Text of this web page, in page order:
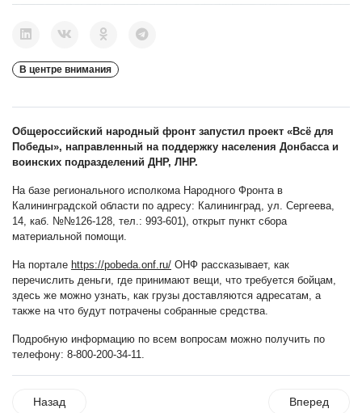
В центре внимания
Общероссийский народный фронт запустил проект «Всё для
Победы», направленный на поддержку населения Донбасса и
воинских подразделений ДНР, ЛНР.
На базе регионального исполкома Народного Фронта в
Калининградской области по адресу: Калининград, ул. Сергеева,
14, каб. №№126-128, тел.: 993-601), открыт пункт сбора
материальной помощи.
На портале https://pobeda.onf.ru/ ОНФ рассказывает, как
перечислить деньги, где принимают вещи, что требуется бойцам,
здесь же можно узнать, как грузы доставляются адресатам, а
также на что будут потрачены собранные средства.
Подробную информацию по всем вопросам можно получить по
телефону: 8-800-200-34-11.
Назад Вперед